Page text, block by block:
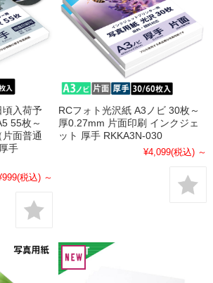
頃入荷予
55枚～
面普通
手
(税込) ～
RCフォト光沢紙 A3ノビ 30枚～
厚0.27mm 片面印刷 インクジェ
ット 厚手 RKKA3N-030
¥4,099(税込) ～